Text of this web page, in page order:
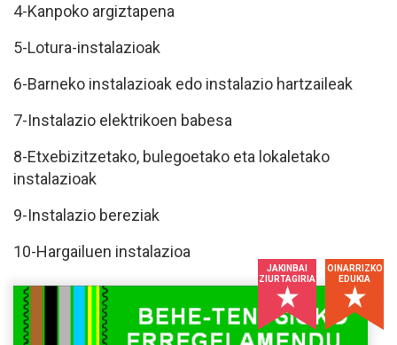
4-Kanpoko argiztapena
5-Lotura-instalazioak
6-Barneko instalazioak edo instalazio hartzaileak
7-Instalazio elektrikoen babesa
8-Etxebizitzetako, bulegoetako eta lokaletako
instalazioak
9-Instalazio bereziak
10-Hargailuen instalazioa
JAKINBAI
ZIURTAGIRIA
OINARRIZKO
EDUKIA